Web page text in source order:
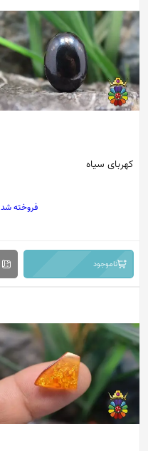
کهربای سیاه
فروخته شد
ناموجود